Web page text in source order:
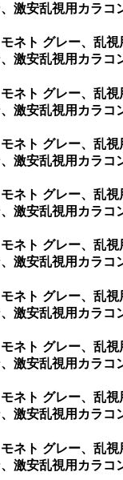
激安乱視用カラ
モネト グレー、乱
激安乱視用カラ
モネト グレー、乱
激安乱視用カラ
モネト グレー、乱
激安乱視用カラ
モネト グレー、乱
激安乱視用カラ
モネト グレー、乱
激安乱視用カラ
モネト グレー、乱
激安乱視用カラ
モネト グレー、乱
激安乱視用カラ
モネト グレー、乱
激安乱視用カラコ
モネト グレー、乱
激安乱視用カラコ